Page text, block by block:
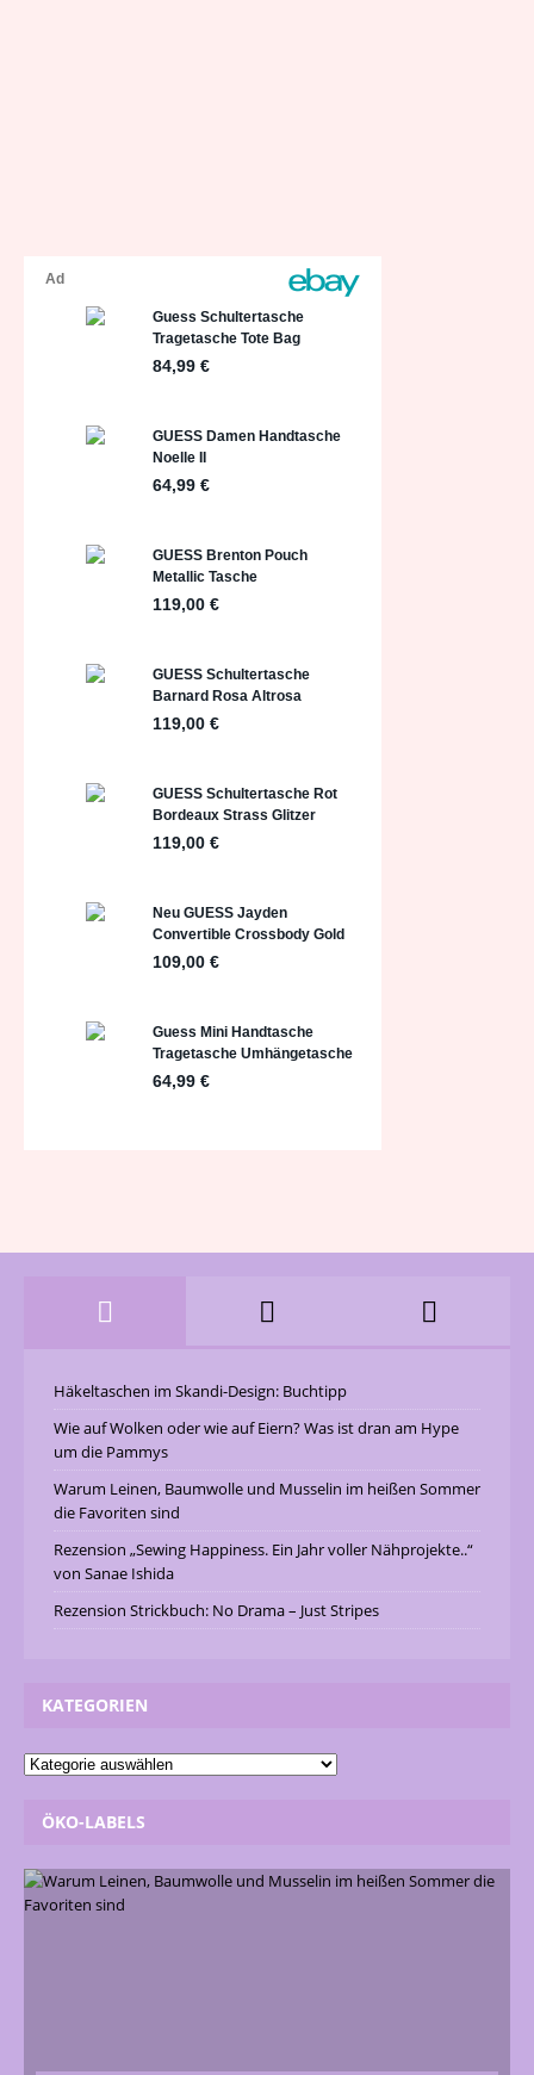
Häkeltaschen im Skandi-Design: Buchtipp
Wie auf Wolken oder wie auf Eiern? Was ist dran am Hype
um die Pammys
Warum Leinen, Baumwolle und Musselin im heißen Sommer
die Favoriten sind
Rezension „Sewing Happiness. Ein Jahr voller Nähprojekte..“
von Sanae Ishida
Rezension Strickbuch: No Drama – Just Stripes
KATEGORIEN
ÖKO-LABELS